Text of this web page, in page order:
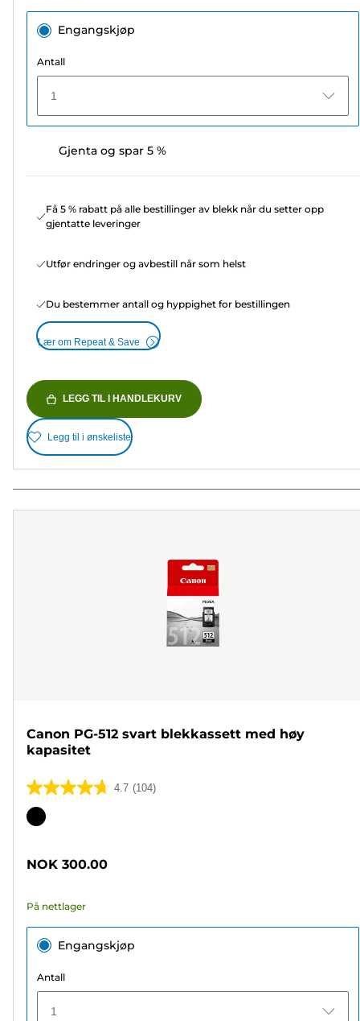
Engangskjøp
Antall
1
Gjenta og spar 5 %
Få 5 % rabatt på alle bestillinger av blekk når du setter opp
gjentatte leveringer
Utfør endringer og avbestill når som helst
Du bestemmer antall og hyppighet for bestillingen
Lær om Repeat & Save
LEGG TIL I HANDLEKURV
Legg til i ønskeliste
Canon PG-512 svart blekkassett med høy
kapasitet
4.7 (104)
4.7
av
104
Fargekassett
NOK 300.00
På nettlager
Engangskjøp
Antall
1